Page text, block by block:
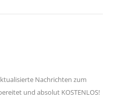
Nachrichten zum
und absolut KOSTENLOS!